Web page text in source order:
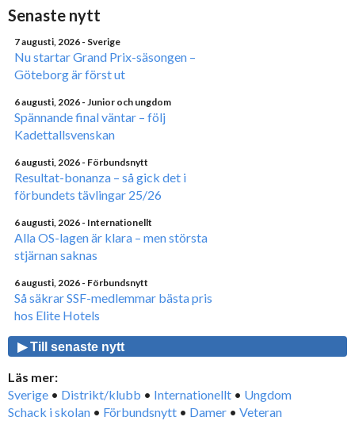
Senaste nytt
7 augusti, 2026 - Sverige
Nu startar Grand Prix-säsongen –
Göteborg är först ut
6 augusti, 2026 - Junior och ungdom
Spännande final väntar – följ
Kadettallsvenskan
6 augusti, 2026 - Förbundsnytt
Resultat-bonanza – så gick det i
förbundets tävlingar 25/26
6 augusti, 2026 - Internationellt
Alla OS-lagen är klara – men största
stjärnan saknas
6 augusti, 2026 - Förbundsnytt
Så säkrar SSF-medlemmar bästa pris
hos Elite Hotels
▶ Till senaste nytt
Läs mer:
Sverige • Distrikt/klubb • Internationellt • Ungdom
Schack i skolan • Förbundsnytt • Damer • Veteran